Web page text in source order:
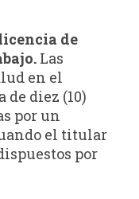
de
Las
en el
diez (10)
por un
el titular
por